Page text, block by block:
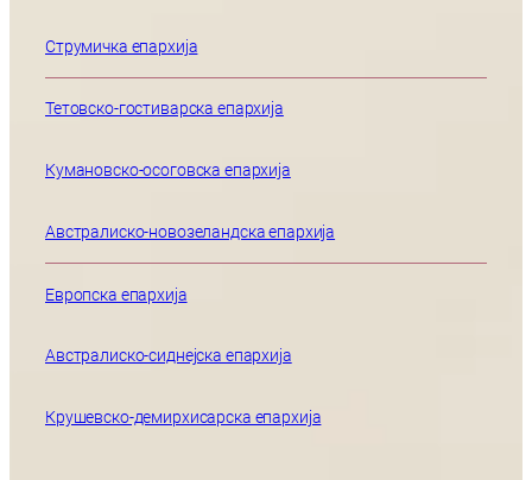
Струмичка епархија
Тетовско-гостиварска епархија
Кумановско-осоговска епархија
Австралиско-новозеландска епархија
Европска епархија
Австралиско-сиднејска епархија
Крушевско-демирхисарска епархија